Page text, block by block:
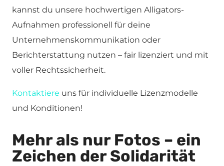
kannst du unsere hochwertigen Alligators-
Aufnahmen professionell für deine
Unternehmenskommunikation oder
Berichterstattung nutzen – fair lizenziert und mit
voller Rechtssicherheit.
Kontaktiere uns für individuelle Lizenzmodelle
und Konditionen!
Mehr als nur Fotos – ein
Zeichen der Solidarität